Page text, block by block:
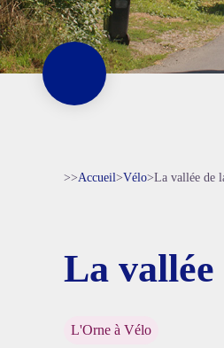
>>Accueil>Vélo>La vallée de
La vallée
L'Orne à Vélo